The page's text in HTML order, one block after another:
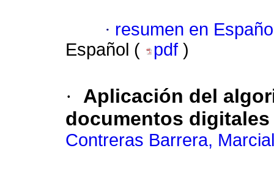
· resumen en
Español (
pdf )
·
Aplicación del
documentos digitales
Contreras Barrera, Marcial